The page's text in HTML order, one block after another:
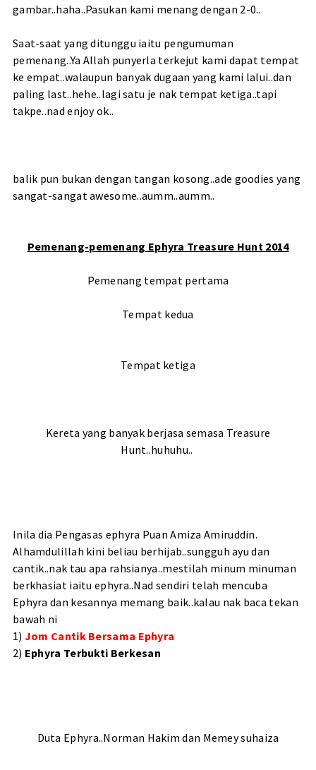
gambar..haha..Pasukan kami menang dengan 2-0..
Saat-saat yang ditunggu iaitu pengumuman
pemenang..Ya Allah punyerla terkejut kami dapat tempat
ke empat..walaupun banyak dugaan yang kami lalui..dan
paling last..hehe..lagi satu je nak tempat ketiga..tapi
takpe..nad enjoy ok..
balik pun bukan dengan tangan kosong..ade goodies yang
sangat-sangat awesome..aumm..aumm..
Pemenang-pemenang Ephyra Treasure Hunt 2014
Pemenang tempat pertama
Tempat kedua
Tempat ketiga
Kereta yang banyak berjasa semasa Treasure
Hunt..huhuhu..
Inila dia Pengasas ephyra Puan Amiza Amiruddin.
Alhamdulillah kini beliau berhijab..sungguh ayu dan
cantik..nak tau apa rahsianya..mestilah minum minuman
berkhasiat iaitu ephyra..Nad sendiri telah mencuba
Ephyra dan kesannya memang baik..kalau nak baca tekan
bawah ni
1) Jom Cantik Bersama Ephyra
2) Ephyra Terbukti Berkesan
Duta Ephyra..Norman Hakim dan Memey suhaiza